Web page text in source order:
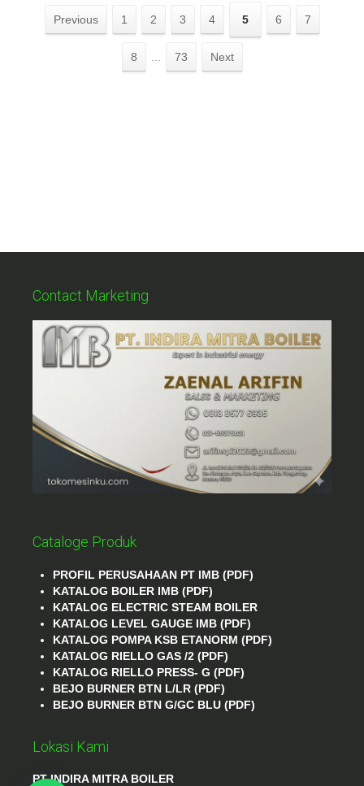
Previous 1 2 3 4 5 6 7
8 ... 73 Next
Contact Marketing
Cataloge Produk
PROFIL PERUSAHAAN PT IMB (PDF)
KATALOG BOILER IMB (PDF)
KATALOG ELECTRIC STEAM BOILER
KATALOG LEVEL GAUGE IMB (PDF)
KATALOG POMPA KSB ETANORM (PDF)
KATALOG RIELLO GAS /2 (PDF)
KATALOG RIELLO PRESS- G (PDF)
BEJO BURNER BTN L/LR (PDF)
BEJO BURNER BTN G/GC BLU (PDF)
Lokasi Kami
PT INDIRA MITRA BOILER